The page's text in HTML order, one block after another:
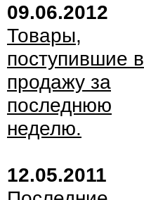
09.06.2012
Товары,
поступившие в
продажу за
последнюю
неделю.
12.05.2011